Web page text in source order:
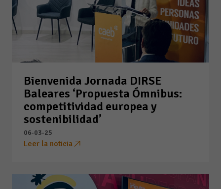
Bienvenida Jornada DIRSE
Baleares ‘Propuesta Ómnibus:
competitividad europea y
sostenibilidad’
06-03-25
Leer la noticia